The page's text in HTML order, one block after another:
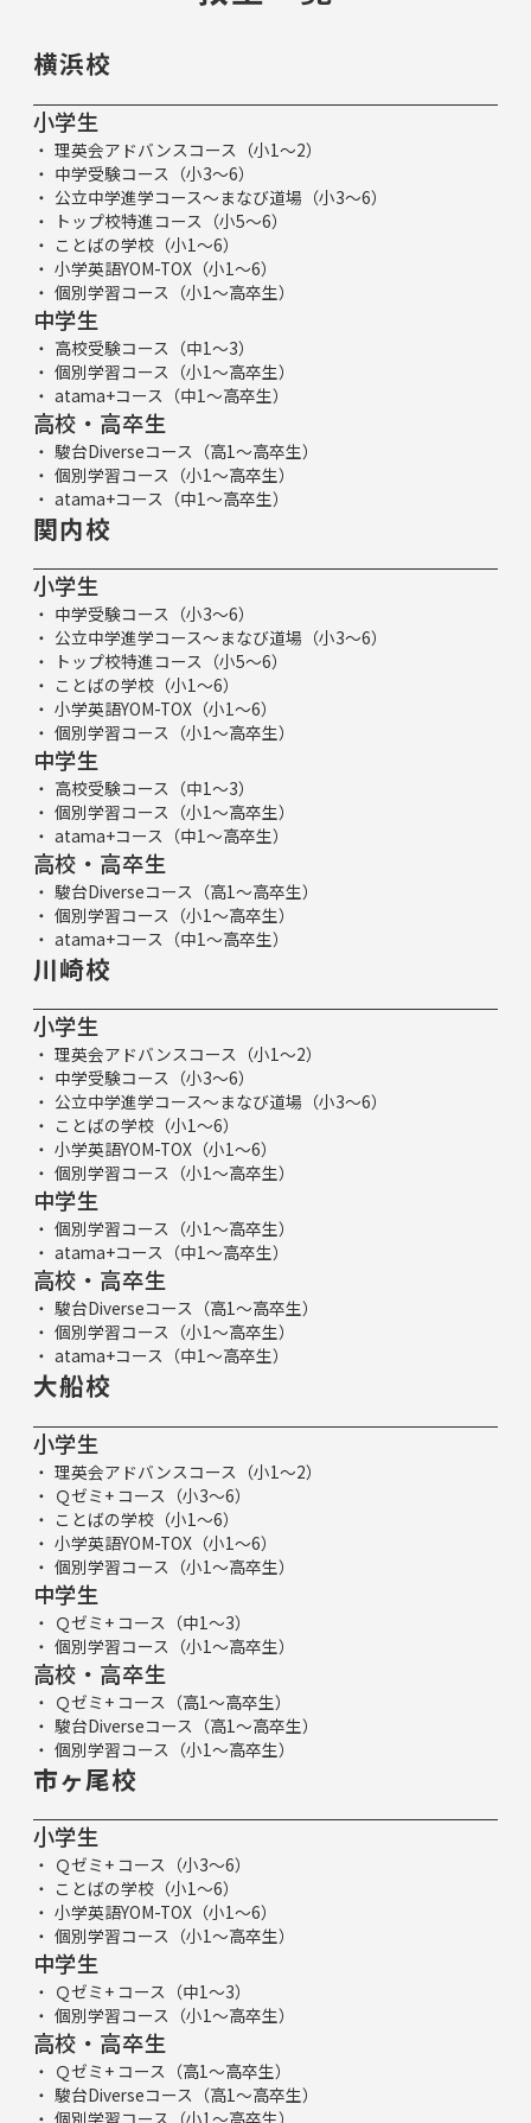
横浜校
小学生
理英会アドバンスコース（小1～2）
中学受験コース（小3～6）
公立中学進学コース～まなび道場（小3～6）
トップ校特進コース（小5～6）
ことばの学校（小1～6）
小学英語YOM-TOX（小1～6）
個別学習コース（小1～高卒生）
中学生
高校受験コース（中1～3）
個別学習コース（小1～高卒生）
atama+コース（中1～高卒生）
高校・高卒生
駿台Diverseコース（高1～高卒生）
個別学習コース（小1～高卒生）
atama+コース（中1～高卒生）
関内校
小学生
中学受験コース（小3～6）
公立中学進学コース～まなび道場（小3～6）
トップ校特進コース（小5～6）
ことばの学校（小1～6）
小学英語YOM-TOX（小1～6）
個別学習コース（小1～高卒生）
中学生
高校受験コース（中1～3）
個別学習コース（小1～高卒生）
atama+コース（中1～高卒生）
高校・高卒生
駿台Diverseコース（高1～高卒生）
個別学習コース（小1～高卒生）
atama+コース（中1～高卒生）
川崎校
小学生
理英会アドバンスコース（小1～2）
中学受験コース（小3～6）
公立中学進学コース～まなび道場（小3～6）
ことばの学校（小1～6）
小学英語YOM-TOX（小1～6）
個別学習コース（小1～高卒生）
中学生
個別学習コース（小1～高卒生）
atama+コース（中1～高卒生）
高校・高卒生
駿台Diverseコース（高1～高卒生）
個別学習コース（小1～高卒生）
atama+コース（中1～高卒生）
大船校
小学生
理英会アドバンスコース（小1～2）
Ｑゼミ+ コース（小3～6）
ことばの学校（小1～6）
小学英語YOM-TOX（小1～6）
個別学習コース（小1～高卒生）
中学生
Ｑゼミ+ コース（中1～3）
個別学習コース（小1～高卒生）
高校・高卒生
Ｑゼミ+ コース（高1～高卒生）
駿台Diverseコース（高1～高卒生）
個別学習コース（小1～高卒生）
市ヶ尾校
小学生
Ｑゼミ+ コース（小3～6）
ことばの学校（小1～6）
小学英語YOM-TOX（小1～6）
個別学習コース（小1～高卒生）
中学生
Ｑゼミ+ コース（中1～3）
個別学習コース（小1～高卒生）
高校・高卒生
Ｑゼミ+ コース（高1～高卒生）
駿台Diverseコース（高1～高卒生）